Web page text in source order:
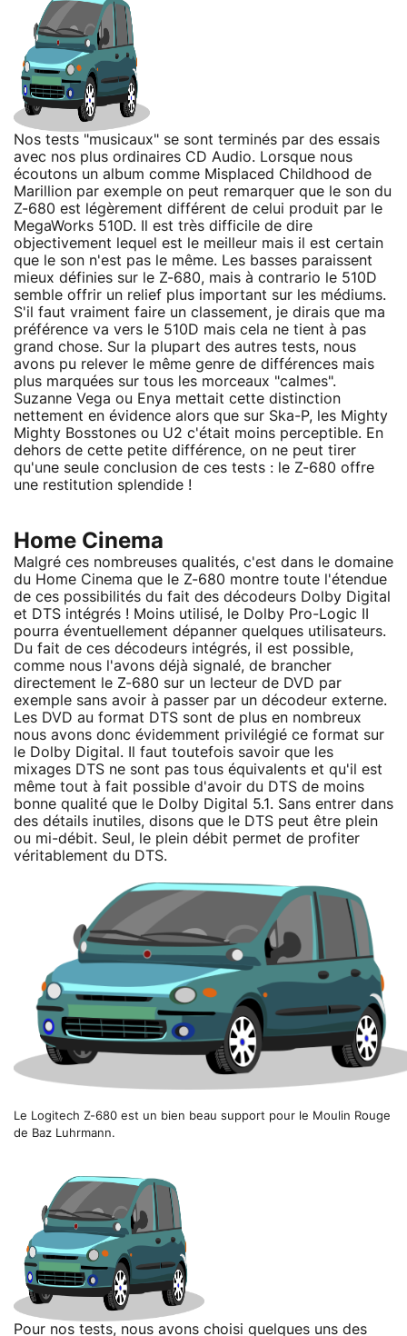
Nos tests "musicaux" se sont terminés par des essais
avec nos plus ordinaires CD Audio. Lorsque nous
écoutons un album comme Misplaced Childhood de
Marillion par exemple on peut remarquer que le son du
Z-680 est légèrement différent de celui produit par le
MegaWorks 510D. Il est très difficile de dire
objectivement lequel est le meilleur mais il est certain
que le son n'est pas le même. Les basses paraissent
mieux définies sur le Z-680, mais à contrario le 510D
semble offrir un relief plus important sur les médiums.
S'il faut vraiment faire un classement, je dirais que ma
préférence va vers le 510D mais cela ne tient à pas
grand chose. Sur la plupart des autres tests, nous
avons pu relever le même genre de différences mais
plus marquées sur tous les morceaux "calmes".
Suzanne Vega ou Enya mettait cette distinction
nettement en évidence alors que sur Ska-P, les Mighty
Mighty Bosstones ou U2 c'était moins perceptible. En
dehors de cette petite différence, on ne peut tirer
qu'une seule conclusion de ces tests : le Z-680 offre
une restitution splendide !
Home Cinema
Malgré ces nombreuses qualités, c'est dans le domaine
du Home Cinema que le Z-680 montre toute l'étendue
de ces possibilités du fait des décodeurs Dolby Digital
et DTS intégrés ! Moins utilisé, le Dolby Pro-Logic II
pourra éventuellement dépanner quelques utilisateurs.
Du fait de ces décodeurs intégrés, il est possible,
comme nous l'avons déjà signalé, de brancher
directement le Z-680 sur un lecteur de DVD par
exemple sans avoir à passer par un décodeur externe.
Les DVD au format DTS sont de plus en nombreux
nous avons donc évidemment privilégié ce format sur
le Dolby Digital. Il faut toutefois savoir que les
mixages DTS ne sont pas tous équivalents et qu'il est
même tout à fait possible d'avoir du DTS de moins
bonne qualité que le Dolby Digital 5.1. Sans entrer dans
des détails inutiles, disons que le DTS peut être plein
ou mi-débit. Seul, le plein débit permet de profiter
véritablement du DTS.
Le Logitech Z-680 est un bien beau support pour le Moulin Rouge
de Baz Luhrmann.
Pour nos tests, nous avons choisi quelques uns des